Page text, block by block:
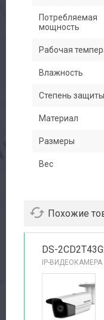
Потребляемая
мощность
Рабочая
Влажность
Степень защиты
Материал
Размеры
Вес
Похожие
DS-
IP-